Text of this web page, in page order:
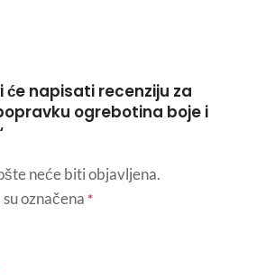
će napisati recenziju za
ogrebotina boje i
neće biti objavljena.
označena *